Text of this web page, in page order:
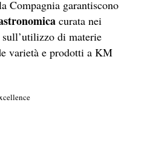
Compagnia garantiscono
curata nei
di materie
varietà e prodotti a KM